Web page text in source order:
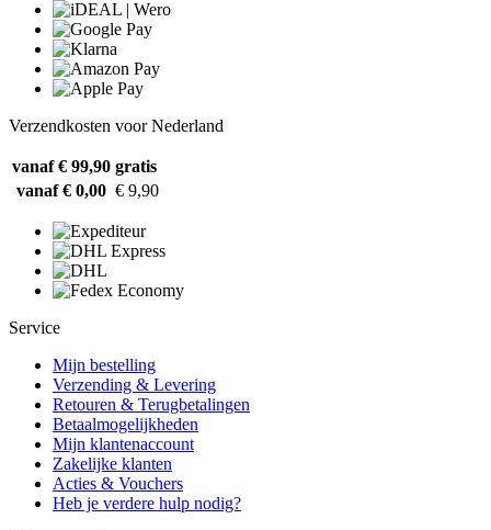
Verzendkosten voor Nederland
vanaf € 99,90 gratis
vanaf € 0,00 € 9,90
Service
Mijn bestelling
Verzending & Levering
Retouren & Terugbetalingen
Betaalmogelijkheden
Mijn klantenaccount
Zakelijke klanten
Acties & Vouchers
Heb je verdere hulp nodig?